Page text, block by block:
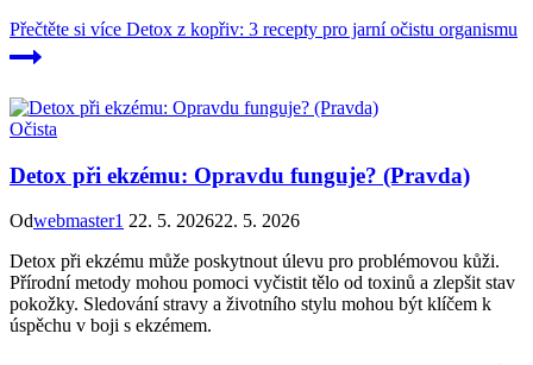
Přečtěte si více Detox z kopřiv: 3 recepty pro jarní očistu organismu
Očista
Detox při ekzému: Opravdu funguje? (Pravda)
Odwebmaster1 22. 5. 202622. 5. 2026
Detox při ekzému může poskytnout úlevu pro problémovou kůži.
Přírodní metody mohou pomoci vyčistit tělo od toxinů a zlepšit stav
pokožky. Sledování stravy a životního stylu mohou být klíčem k
úspěchu v boji s ekzémem.